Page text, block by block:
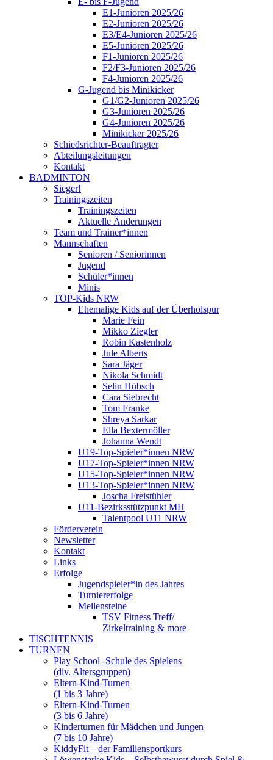
E1-Junioren 2025/26
E2-Junioren 2025/26
E3/E4-Junioren 2025/26
E5-Junioren 2025/26
F1-Junioren 2025/26
F2/F3-Junioren 2025/26
F4-Junioren 2025/26
G-Jugend bis Minikicker
G1/G2-Junioren 2025/26
G3-Junioren 2025/26
G4-Junioren 2025/26
Minikicker 2025/26
Schiedsrichter-Beauftragter
Abteilungsleitungen
Kontakt
BADMINTON
Sieger!
Trainingszeiten
Trainingszeiten
Aktuelle Änderungen
Team und Trainer*innen
Mannschaften
Senioren / Seniorinnen
Jugend
Schüler*innen
Minis
TOP-Kids NRW
Ehemalige Kids auf der Überholspur
Marie Fein
Mikko Ziegler
Robin Kastenholz
Jule Alberts
Sara Jäger
Nikola Schmidt
Selin Hübsch
Cara Siebrecht
Tom Franke
Shreya Sarkar
Ella Bextermöller
Johanna Wendt
U19-Top-Spieler*innen NRW
U17-Top-Spieler*innen NRW
U15-Top-Spieler*innen NRW
U13-Top-Spieler*innen NRW
Joscha Freistühler
U11-Bezirksstützpunkt MH
Talentpool U11 NRW
Förderverein
Newsletter
Kontakt
Links
Erfolge
Jugendspieler*in des Jahres
Turniererfolge
Meilensteine
TSV Fitness Treff/
Zirkeltraining & more
TISCHTENNIS
TURNEN
Play School -Schule des Spielens
(div. Altersgruppen)
Eltern-Kind-Turnen
(1 bis 3 Jahre)
Eltern-Kind-Turnen
(3 bis 6 Jahre)
Kinderturnen für Mädchen und Jungen
(7 bis 10 Jahre)
KiddyFit – der Familiensportkurs